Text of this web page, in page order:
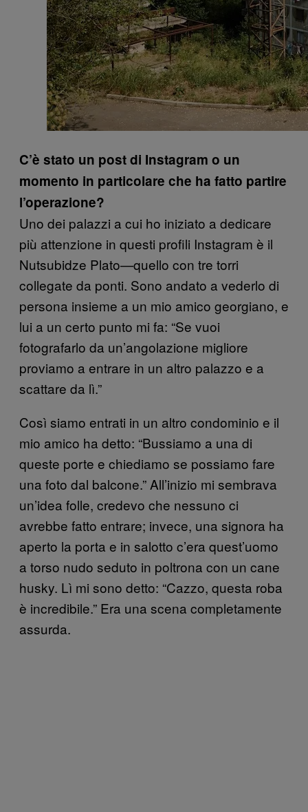
C’è stato un post di Instagram o un
momento in particolare che ha fatto partire
l’operazione?
Uno dei palazzi a cui ho iniziato a dedicare
più attenzione in questi profili Instagram è il
Nutsubidze Plato—quello con tre torri
collegate da ponti. Sono andato a vederlo di
persona insieme a un mio amico georgiano, e
lui a un certo punto mi fa: “Se vuoi
fotografarlo da un’angolazione migliore
proviamo a entrare in un altro palazzo e a
scattare da lì.”
Così siamo entrati in un altro condominio e il
mio amico ha detto: “Bussiamo a una di
queste porte e chiediamo se possiamo fare
una foto dal balcone.” All’inizio mi sembrava
un’idea folle, credevo che nessuno ci
avrebbe fatto entrare; invece, una signora ha
aperto la porta e in salotto c’era quest’uomo
a torso nudo seduto in poltrona con un cane
husky. Lì mi sono detto: “Cazzo, questa roba
è incredibile.” Era una scena completamente
assurda.